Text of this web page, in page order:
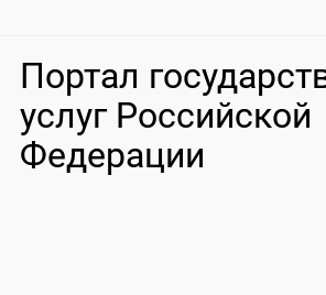
Портал
услуг Российской
Федерации